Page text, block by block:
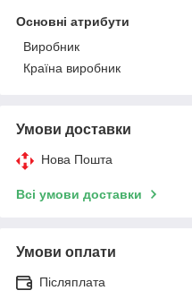
Основні атрибути
Виробник
Країна виробник
Умови доставки
Нова Пошта
Всі умови доставки
Умови оплати
Післяплата